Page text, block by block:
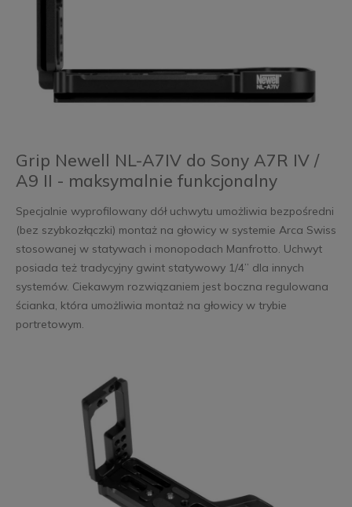
Grip Newell NL-A7IV do Sony A7R IV /
A9 II - maksymalnie funkcjonalny
Specjalnie wyprofilowany dół uchwytu umożliwia bezpośredni
(bez szybkozłączki) montaż na głowicy w systemie Arca Swiss
stosowanej w statywach i monopodach Manfrotto. Uchwyt
posiada też tradycyjny gwint statywowy 1/4” dla innych
systemów. Ciekawym rozwiązaniem jest boczna regulowana
ścianka, która umożliwia montaż na głowicy w trybie
portretowym.